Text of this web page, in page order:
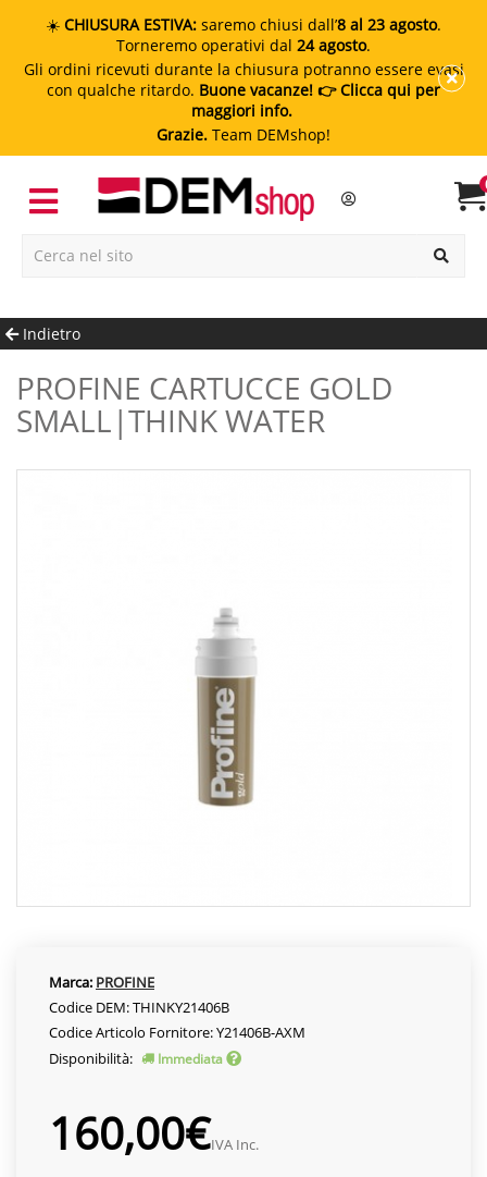
☀️ CHIUSURA ESTIVA: saremo chiusi dall’8 al 23 agosto.
Torneremo operativi dal 24 agosto.
Gli ordini ricevuti durante la chiusura potranno essere evasi
con qualche ritardo. Buone vacanze! 👉 Clicca qui per
maggiori info.
Grazie. Team DEMshop!
Indietro
PROFINE CARTUCCE GOLD
SMALL|THINK WATER
Marca: PROFINE
Codice DEM: THINKY21406B
Codice Articolo Fornitore: Y21406B-AXM
Disponibilità:
Immediata
160,00€IVA Inc.